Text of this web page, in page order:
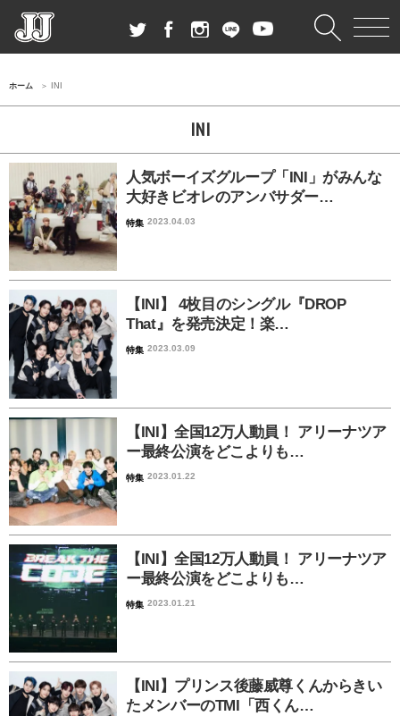
ホーム INI
INI
人気ボーイズグループ「INI」がみんな
大好きビオレのアンバサダー…
特集 2023.04.03
【INI】 4枚目のシングル『DROP
That』を発売決定！楽…
特集 2023.03.09
【INI】全国12万人動員！ アリーナツア
ー最終公演をどこよりも…
特集 2023.01.22
【INI】全国12万人動員！ アリーナツア
ー最終公演をどこよりも…
特集 2023.01.21
【INI】プリンス後藤威尊くんからきい
たメンバーのTMI「西くん…